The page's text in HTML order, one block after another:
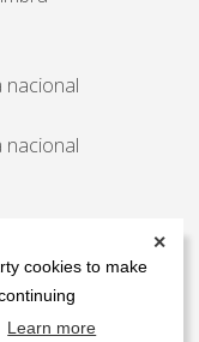
cookies to make
Learn more
✕
nacional
nacional